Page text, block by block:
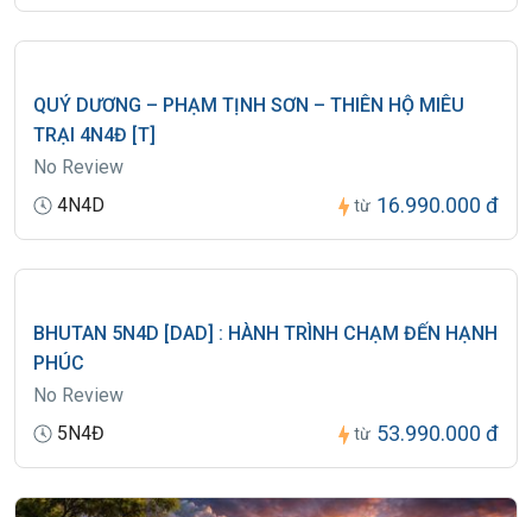
QUÝ DƯƠNG – PHẠM TỊNH SƠN – THIÊN HỘ MIÊU
TRẠI 4N4Đ [T]
No Review
4N4D
từ 16.990.000 đ
BHUTAN 5N4D [DAD] : HÀNH TRÌNH CHẠM ĐẾN HẠNH
PHÚC
No Review
5N4Đ
từ 53.990.000 đ